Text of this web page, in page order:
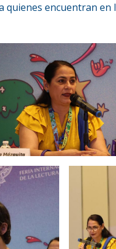
quienes encuentran